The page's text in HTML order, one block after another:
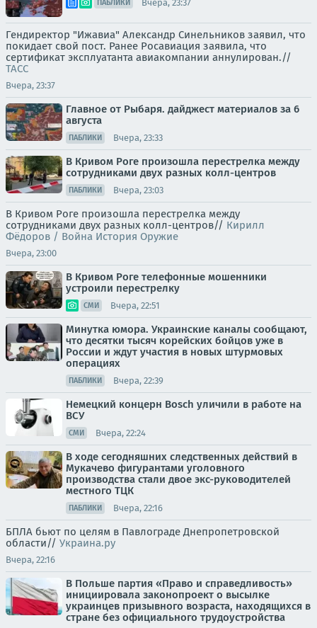
ПАБЛИКИ Вчера, 23:37
Гендиректор "Ижавиа" Александр Синельников заявил, что
покидает свой пост. Ранее Росавиация заявила, что
сертификат эксплуатанта авиакомпании аннулирован.//
ТАСС
Вчера, 23:37
Главное от Рыбаря. дайджест материалов за 6
августа
ПАБЛИКИ Вчера, 23:33
В Кривом Роге произошла перестрелка между
сотрудниками двух разных колл-центров
ПАБЛИКИ Вчера, 23:03
В Кривом Роге произошла перестрелка между
сотрудниками двух разных колл-центров// Кирилл
Фёдоров / Война История Оружие
Вчера, 23:00
В Кривом Роге телефонные мошенники
устроили перестрелку
СМИ Вчера, 22:51
Минутка юмора. Украинские каналы сообщают,
что десятки тысяч корейских бойцов уже в
России и ждут участия в новых штурмовых
операциях
ПАБЛИКИ Вчера, 22:39
Немецкий концерн Bosch уличили в работе на
ВСУ
СМИ Вчера, 22:24
В ходе сегодняшних следственных действий в
Мукачево фигурантами уголовного
производства стали двое экс-руководителей
местного ТЦК
ПАБЛИКИ Вчера, 22:16
БПЛА бьют по целям в Павлограде Днепропетровской
области// Украина.ру
Вчера, 22:16
В Польше партия «Право и справедливость»
инициировала законопроект о высылке
украинцев призывного возраста, находящихся в
стране без официального трудоустройства